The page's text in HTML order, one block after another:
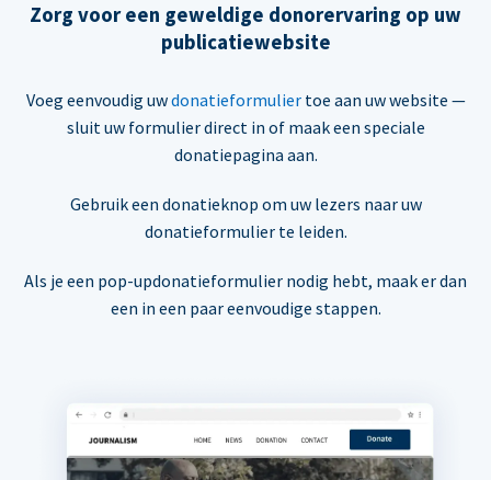
Zorg voor een geweldige donorervaring op uw
publicatiewebsite
Voeg eenvoudig uwdonatieformuliertoe aan uw website —
sluit uw formulier direct in of maak een speciale
donatiepagina aan.
Gebruik een donatieknop om uw lezers naar uw
donatieformulier te leiden.
Als je een pop-updonatieformulier nodig hebt, maak er dan
een in een paar eenvoudige stappen.